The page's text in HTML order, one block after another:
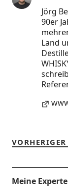
Jörg
90er
Land
Meine